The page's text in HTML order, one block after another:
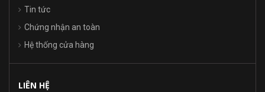
Tin tức
Chứng nhận an toàn
Hệ thống cửa hàng
LIÊN HỆ